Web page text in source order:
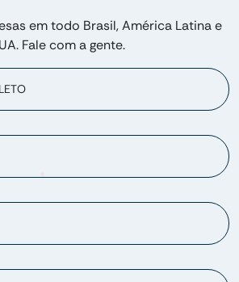
em todo Brasil, América Latina e
Fale com a gente.